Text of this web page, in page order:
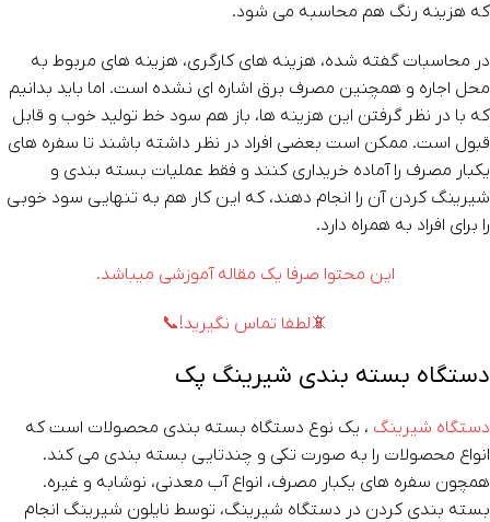
که هزینه رنگ هم محاسبه می شود.
در محاسبات گفته شده، هزینه های کارگری، هزینه های مربوط به
محل اجاره و همچنین مصرف برق اشاره ای نشده است. اما باید بدانیم
که با در نظر گرفتن این هزینه ها، باز هم سود خط تولید خوب و قابل
قبول است. ممکن است بعضی افراد در نظر داشته باشند تا سفره های
یکبار مصرف را آماده خریداری کنند و فقط عملیات بسته بندی و
شیرینگ کردن آن را انجام دهند، که این کار هم به تنهایی سود خوبی
را برای افراد به همراه دارد.
این محتوا صرفا یک مقاله آموزشی میباشد.
📵لطفا تماس نگیرید!📞
دستگاه بسته بندی شیرینگ پک
دستگاه شیرینگ ، یک نوع دستگاه بسته بندی محصولات است که
انواع محصولات را به صورت تکی و چندتایی بسته بندی می کند.
همچون سفره های یکبار مصرف، انواع آب معدنی، نوشابه و غیره.
بسته بندی کردن در دستگاه شیرینگ، توسط نایلون شیرینگ انجام